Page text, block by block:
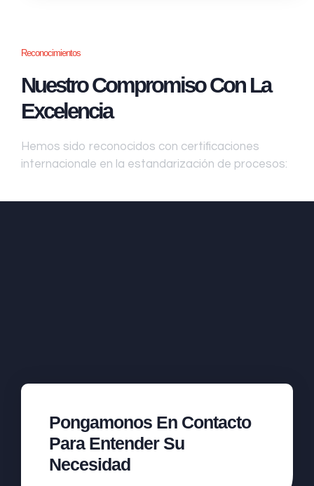
Reconocimientos
Nuestro Compromiso Con La
Excelencia
Hemos sido reconocidos con certificaciones
internacionale en la estandarización de procesos:
Pongamonos En Contacto
Para Entender Su
Necesidad